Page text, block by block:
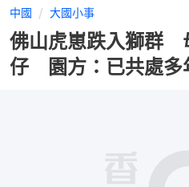
中國 大國小事
佛山虎崽跌入獅群
仔 園方：已共處多